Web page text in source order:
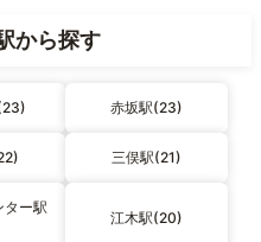
から探す
赤坂駅(23)
三俣駅(21)
ター駅
江木駅(20)